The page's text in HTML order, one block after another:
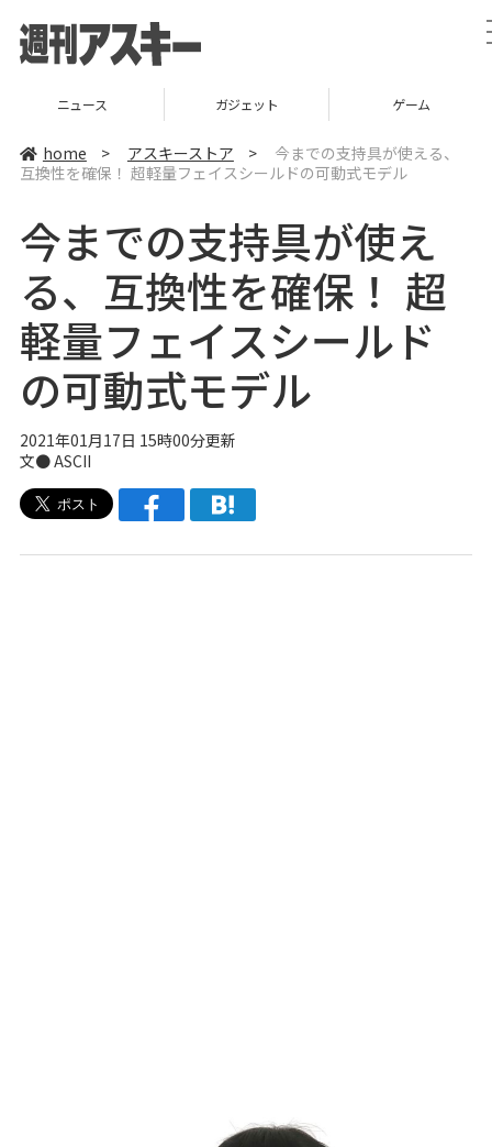
ニュース ガジェット ゲーム
home > アスキーストア >
今までの支持具が使える、
互換性を確保！ 超軽量フェイスシールドの可動式モデル
今までの支持具が使え
る、互換性を確保！ 超
軽量フェイスシールド
の可動式モデル
2021年01月17日 15時00分更新
文● ASCII